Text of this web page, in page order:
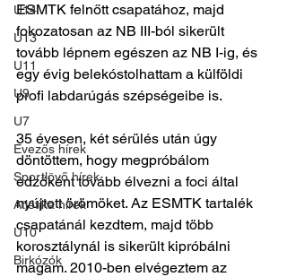
U14
U13
U11
U9
U7
Evezős hírek
Sportlövő hírek
Atlétika hírek
U10
Birkózók
ESMTK felnőtt csapatához, majd
fokozatosan az NB III-ból sikerült
tovább lépnem egészen az NB I-ig, és
egy évig belekóstolhattam a külföldi
profi labdarúgás szépségeibe is.
35 évesen, két sérülés után úgy
döntöttem, hogy megpróbálom
edzőként tovább élvezni a foci által
nyújtott örömöket. Az ESMTK tartalék
csapatánál kezdtem, majd több
korosztálynál is sikerült kipróbálni
magam. 2010-ben elvégeztem az